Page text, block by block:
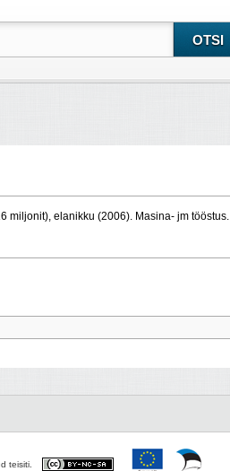
miljonit), elanikku (2006). Masina- jm tööstus.
teisiti.